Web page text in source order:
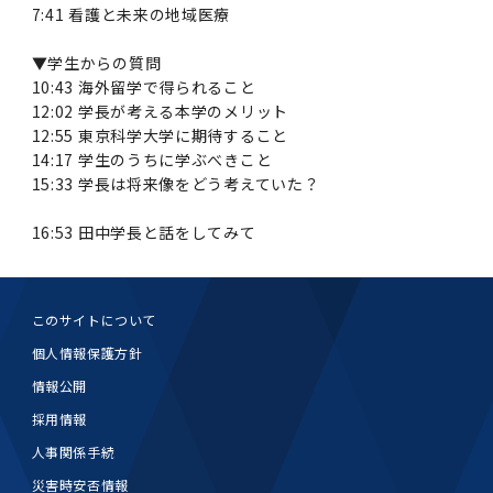
学長選考・監察会議
学長×医学部学生懇談
学長×歯学部学生懇談
東京医科歯科大学の歴史
英語版広報誌「TMDU ANNUAL NEWS」
学内向け広報誌「TMDUニュース」
医歯大ひろば
写真で綴る 東京医科歯科大学トップ
第1回『学びの地』
第2回『教育 講義・実習の軌跡』
第3回『知と癒しの匠の創造者たち』
クラウドファンディング実施プロジェクト一覧
３．自己点検・評価
第３期中期目標・中期計画等について
（第１期中期目標期間中）年度計画、年度評価
等について
（第２期中期目標期間中）年度計画・年度評価
等について
（第３期中期目標期間中）年度計画・年度評価
等について
4．指定国立大学法人構想に関する進捗状況に
ついて
関連リンク先
「大学院学生の教育研究交流」に関する実施細
目
「複合領域コース｣｢編入学｣及び｢複数学士号｣
に関する協定書
「複合領域コース」の履修者に係る「編入学」
各複合領域コースの概要
編入学制度について（複数学士号）
医療管理政策学（MMA）コース（東京医科歯科
大学）
法定公開情報
統計データ
土地・建物及び所在地／関係施設位置図
東京医科歯科大学規則集
研究不正の防止
会計監査人候補者の決定について
東京医科歯科大学ダイバーシティ＆インクルー
ジョン推進宣言等
東京医科歯科大学ダイバーシティ＆インクルー
ジョン推進宣言等トップ
東京医科歯科大学ダイバーシティ＆インクルー
ン
女性活躍推進法による一般事業主行動計画
次世代育成支援対策推進法による一般事業主行
動計画
ダイバーシティ・インクルージョン室
コンプライアンス・ハラスメントトップ
ハラスメントへの対応について
公益通報について
難治疾患研究所
国際交流サイト
研究情報サイト
研究テーマ検索システム
アルバイトについて
学生寮について
アパート等の紹介
学生保険制度について
サークル紹介
大学祭
歯学部サマープログラム
オンライン個別進学相談
地域特別枠推薦選抜説明会
入試説明会
ん
ILA国府台 公開講座等のお知らせ
キャンパス紹介
学費・入学金・奨学金について
学費・入学金・奨学金についてトップ
奨学金について
大学院医歯学総合研究科生体検査科学講座
研究テーマ検索システム
大学院保健衛生学研究科
Academic Year by Eligible Students
(*Autumn admission)
令和７年度（２０２５年度）総合知と癒しの次
世代フロントランナー育成プログラム（医歯学
系）「Science Tokyo SPRING (医歯学系)」
（旧TMDU卓越大学院生制度）対象学生（秋入
学対象）の募集について
SPRING（MD）Program for the 2024
Academic Year by Eligible Students
(*Autumn admission)
令和６年度（２０２４年度）総合知と癒しの次
世代フロントランナー育成プログラム（医歯学
系）「Science Tokyo SPRING (医歯学系)」
Exemption/Deferment)
奨学金について
【2026年4月入学者】入学料免除・徴収猶予申
請について（Admission Fee
Exemption&Admission Fee Deferment）
「修学支援に対する相談窓口」を設置しまし
奨学金についてトップ
日本学生支援機構
財団法人・地方公共団体等奨学金
2025年度国立大学臨床検査学系博士後期課程
優秀賞募集について
日本学生支援機構
学生保険制度について
国民年金について
学生相談窓口
証明書関係トップ
教養部在学生
医学部在学生
障がいのある学生サポート
障がいのある学生サポートトップ
修学上の支援について
文部科学省からのお知らせ
令和７年度（２０２５年度）新入生向けPC購
入推奨仕様書
企業・官公庁・医療機関の皆様へ
在学生向け
在学生向けトップ
学外就職支援イベント
インターンシップ
就職支援サイトリンク集
新型コロナウイルス感染症に伴うお知らせ
サークル・学園祭トップ
お茶の水祭
施設利用
施設利用トップ
保健管理センター
フィットネスルーム・売店
国立美術館キャンパスメンバーズ
ボランティア
情報システム
置（湯島地区）Class Cancellation Measures
Typhoons, and Transportation
Cancellation (for the Yushima area)
新入学の大学院生へ To New Graduate
Students
博士課程 医歯学専攻
博士課程 生命理工医療科学専攻
医歯学総合研究科修士課程履修要項（シラバ
ス）
博士課程 医歯学専攻トップ
概要
分野構成
項（シラバス）
博士課程 国際連携専攻（ジョイント・ディグリ
ー・プログラム：JDP）
博士課程 生命理工医療科学専攻
概要
分野構成
医歯学総合研究科博士課程生命理工学系専攻履
修要項（シラバス）
年報
年報トップ
2024年（25.7MB）
統合教育機構学務企画課
セミナー・特別講義
教育研究分野組織、指導教員研究内容
教育研究分野組織、指導教員研究内容トップ
看護先進科学専攻
履修要項（大学院シラバス）保健衛生学研究科
５大学災害看護コンソーシアム履修の手引き
統合教育機構学務企画課
年報
年報トップ
難治疾患研究所
高等研究院
大学病院
歯科（歯系診療部門）
統合教育機構
統合教育機構トップ
医学・歯学分野における数理・データサイエン
ス・AI教育開発事業
統合研究機構・統合イノベーション機構
統合研究機構・統合イノベーション機構トップ
オープンイノベーションセンター
AMED研究費の年間公募スケジュール(学内専
GAPファンド等の公募
倫理審査手続きについて
各種実験手続き例(学内専用)
研究に必要な講習会等
各種委員会関係(学内専用)
特定認定再生医療等委員会
プレスリリース
青い鳥広場(学内専用)
オープンイノベーションセンター
各種センター
高等研究院
剽窃チェックツール(学内専用)
安全保障輸出管理(学内専用)
利益相反
臨床研究法における臨床研究の利益相反管理に
ついて
特定認定再生医療等委員会
ヒトES細胞倫理審査委員会
利益相反に関する説明会資料(ダウンロード)(学
内専用)
7:41 看護と未来の地域医療
▼学生からの質問
10:43 海外留学で得られること
12:02 学長が考える本学のメリット
12:55 東京科学大学に期待すること
14:17 学生のうちに学ぶべきこと
15:33 学長は将来像をどう考えていた？
16:53 田中学長と話をしてみて
このサイトについて
個人情報保護方針
情報公開
採用情報
人事関係手続
災害時安否情報